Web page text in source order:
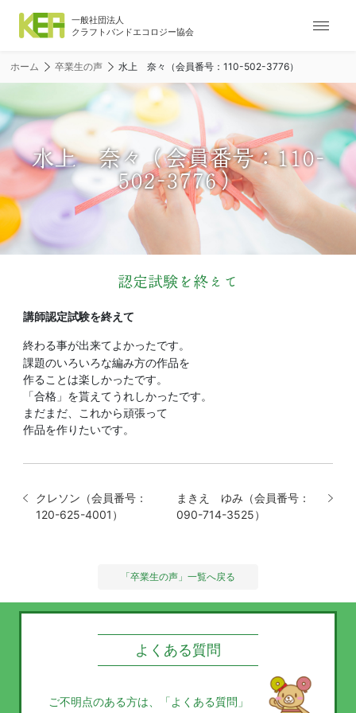
ナ
ー
シ
ョ
ン
メ
ニ
ー
ホーム 卒業生の声 水上 奈々（会員番号：110-502-3776）
水上 奈々（会員番号：110-
502-3776）
認定試験を終えて
講師認定試験を終えて
終わる事が出来てよかったです。
課題のいろいろな編み方の作品を
作ることは楽しかったです。
「合格」を貰えてうれしかったです。
まだまだ、これから頑張って
作品を作りたいです。
クレソン（会員番号：
120-625-4001）
まきえ ゆみ（会員番号：
090-714-3525）
「卒業生の声」一覧へ戻る
よくある質問
ご不明点のある方は、 「よくある質問」